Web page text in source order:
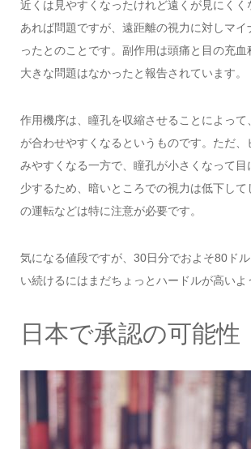
近くは見やすくなったけれど遠くが見にくく
あれば問題ですが、遠距離の視力に対しマ
ったとのことです。副作用は頭痛と目の充血
大きな問題はなかったと報告されています。
作用機序は、瞳孔を収縮させることによって
が合わせやすくなるというものです。ただ、
みやすくなる一方で、瞳孔が小さくなって目
少するため、暗いところでの視力は低下して
の運転などは特に注意が必要です。
気になる値段ですが、30日分でおよそ80ド
い続けるにはまだちょっとハードルが高いよ
日本で承認の可能性